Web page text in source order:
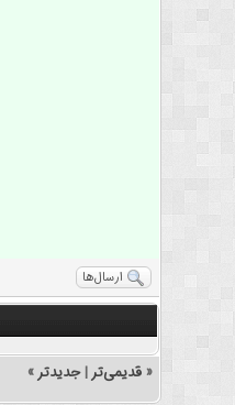
ارسال‌ها
«قدیمی‌تر|جدیدتر»